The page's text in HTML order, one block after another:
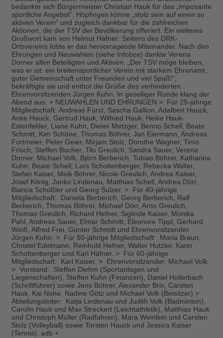
bedankte sich Bürgermeister Christian Hauk für das „imposante
sportliche Angebot“. Höpfingen könne „stolz sein auf einen so
aktiven Verein“ und zugleich dankbar für die zahlreichen
Aktionen, die der TSV der Bevölkerung offeriert. Ein weiteres
Grußwort kam von Helmut Häfner: Seitens des DRK-
Ortsvereins lobte er das hervorragende Miteinander. Nach den
Ehrungen und Neuwahlen (siehe Infobox) dankte Verena
Dorner allen Beteiligten und Aktiven. „Der TSV möge bleiben,
was er ist: ein breitensportlicher Verein mit starkem Ehrenamt,
guter Gemeinschaft unter Freunden und viel Spaß!“,
bekräftigte sie und entbot die Grüße des verhinderten
Ehrenvorsitzenden Jürgen Kuhn. In geselliger Runde klang der
Abend aus. + NEUWAHLEN UND EHRUNGEN > Für 25-jährige
Mitgliedschaft: Andreas Fürst, Sascha Gallion, Adalbert Hauck,
Anke Hauck, Gertrud Hauk, Wilfried Hauk, Heike Hauk-
Estenfelder, Liane Kuhn, Dieter Metzger, Benno Schell, Beate
Schmitt, Kim Schöne, Thomas Böhrer, Jan Eiermann, Andreas
Fortmeier, Peter Geier, Mirjam Stolz, Dorothe Wagner, Timo
Frisch, Steffen Bucher, Tilo Greulich, Sandra Sauer, Verena
Dorner, Michael Volk, Björn Berberich, Tobias Böhrer, Katharina
Kuhn, Beate Schell, Lars Schottenberger, Rebecka Walter,
Stefan Kaiser, Meik Böhrer, Nicole Greulich, Andrea Kaiser,
Josef König, Janko Lindenau, Matthias Schell, Andrea Dörr,
Bianca Schüßler und Georg Sulzer. > Für 40-jährige
Mitgliedschaft: Daniela Berberich, Georg Berberich, Ralf
Berberich, Thomas Böhrer, Michael Dörr, Arno Greulich,
Thomas Greulich, Richard Hefner, Siglinde Kaiser, Monika
Pahl, Andreas Sauer, Elmar Schmitt, Eleonore Tippl, Gerhard
Weiß, Alfred Frei, Günter Schmitt und Ehrenvorsitzender
Jürgen Kuhn. > Für 50-jährige Mitgliedschaft: Maria Braun,
Christel Edelmann, Reinhold Hefner, Walter Hutzler, Karin
Schottenberger und Karl Häfner. > Für 60-jährige
Mitgliedschaft: Karl Kaiser. > Ehrenvorsitzender: Michael Volk.
> Vorstand: Steffen Diehm (Sportanlagen und
Liegenschaften), Steffen Kuhn (Finanzen), Daniel Hollerbach
(Schriftführer) sowie Jens Böhrer, Alexander Brix, Carsten
Hauk, Kai Nohe, Nadine Götz und Michael Volk (Beisitzer) >
Abteilungsleiter: Katja Lindenau und Judith Volk (Badminton),
Carolin Hauk und Max Streckert (Leichtathletik), Matthias Hauk
und Christoph Müller (Radfahren), Mara Weinlein und Carsten
Stolz (Volleyball) sowie Torsten Hauck und Jessica Kaiser
(Tennis). adb +